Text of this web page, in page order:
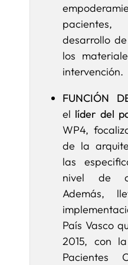
desarrollo
los
intervención.
FUNCIÓN
el líder del
WP4,
de la
las
nivel de
Además,
País Vasco
2015, con
Pacientes